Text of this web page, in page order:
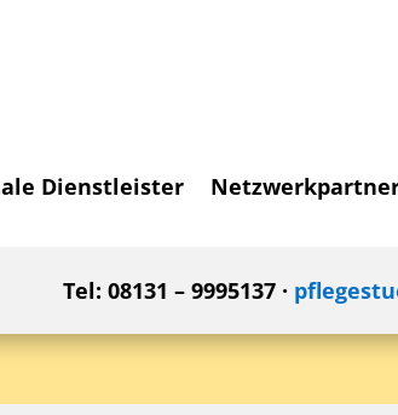
Dienstleister
Tel: 08131 – 9995137 ·